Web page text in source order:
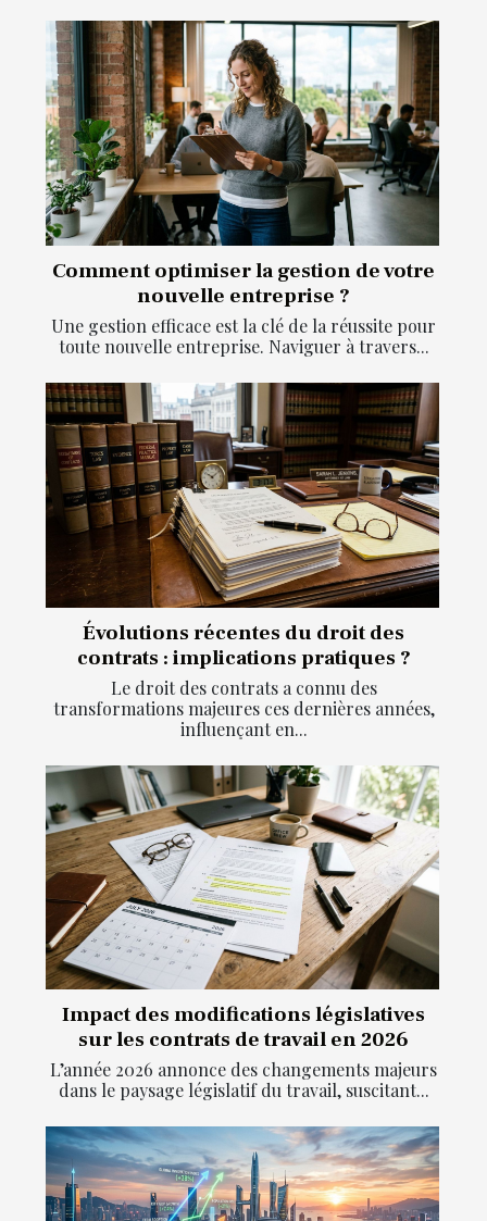
Comment optimiser la gestion de votre
nouvelle entreprise ?
Une gestion efficace est la clé de la réussite pour
toute nouvelle entreprise. Naviguer à travers...
Évolutions récentes du droit des
contrats : implications pratiques ?
Le droit des contrats a connu des
transformations majeures ces dernières années,
influençant en...
Impact des modifications législatives
sur les contrats de travail en 2026
L’année 2026 annonce des changements majeurs
dans le paysage législatif du travail, suscitant...